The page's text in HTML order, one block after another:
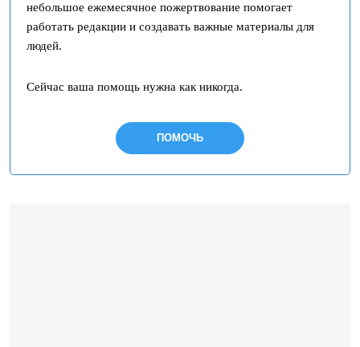
небольшое ежемесячное пожертвование помогает
работать редакции и создавать важные материалы для
людей.
Сейчас ваша помощь нужна как никогда.
ПОМОЧЬ